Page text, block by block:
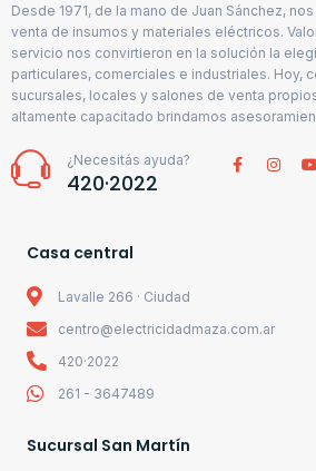
Desde 1971, de la mano de Juan Sánchez,
venta de insumos y materiales eléctricos.
servicio nos convirtieron en la solución la
particulares, comerciales e industriales. Hoy,
sucursales, locales y salones de venta
altamente capacitado brindamos
¿Necesitás ayuda?
420·2022
Casa central
Lavalle 266 · Ciudad
centro@electricidadmaza.com.ar
420·2022
261 - 3647489
Sucursal San Martín